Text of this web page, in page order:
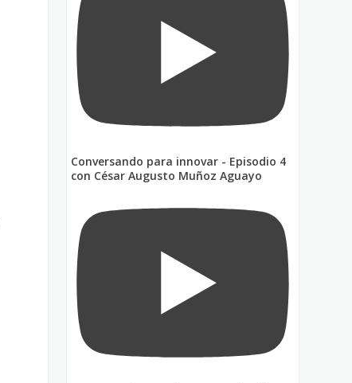
Conversando para innovar - Episodio 4
con César Augusto Muñoz Aguayo